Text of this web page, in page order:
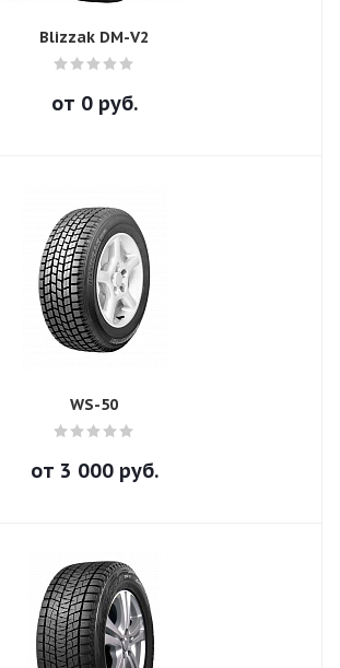
Blizzak DM-V2
от 0руб.
WS-50
от 3 000руб.